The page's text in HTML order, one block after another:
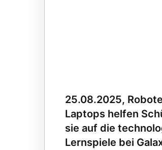
25.08.2025,
Laptops helfen
sie auf die
Lernspiele bei